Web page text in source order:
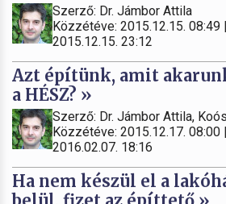
Szerző: Dr. Jámbor Attila
Közzétéve: 2015.12.15.
2015.12.15. 23:12
Azt építünk, amit
a HÉSZ? »
Szerző: Dr. Jámbor Attila,
Közzétéve: 2015.12.17.
2016.02.07. 18:16
Ha nem készül el a